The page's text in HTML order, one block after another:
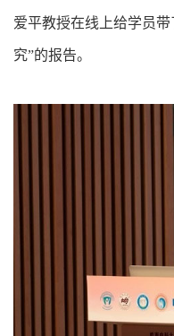
爱平教授在线上给学员
究”的报告。